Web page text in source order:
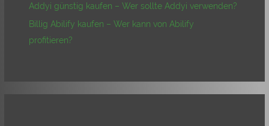
Addyi günstig kaufen – Wer sollte Addyi verwenden?
Billig Abilify kaufen – Wer kann von Abilify
profitieren?